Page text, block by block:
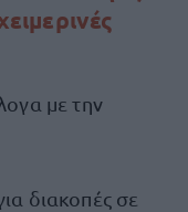
με την
διακοπές σε